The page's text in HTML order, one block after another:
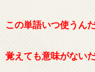
この単語いつ使うん
覚えても意味がない